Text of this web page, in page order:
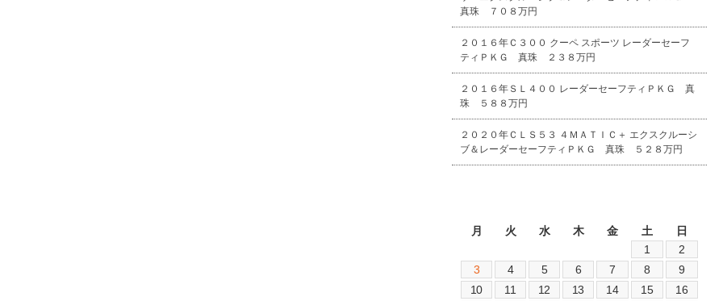
真珠 ７０８万円
２０１６年Ｃ３００ クーペ スポーツ レーダーセーフ
ティＰＫＧ 真珠 ２３８万円
２０１６年ＳＬ４００ レーダーセーフティＰＫＧ 真
珠 ５８８万円
２０２０年ＣＬＳ５３ ４ＭＡＴＩＣ＋ エクスクルーシ
ブ＆レーダーセーフティＰＫＧ 真珠 ５２８万円
月
火 水 木 金 土
日
1
2
3
4 5 6 7 8
9
10
11 12 13 14 15
16